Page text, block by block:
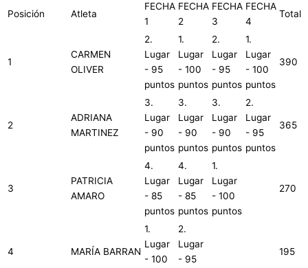
Posición Atleta
FECHA
1
FECHA
2
FECHA
3
FECHA
4
Total
1
CARMEN
OLIVER
2.
Lugar
- 95
puntos
1.
Lugar
- 100
puntos
2.
Lugar
- 95
puntos
1.
Lugar
- 100
puntos
390
2
ADRIANA
MARTINEZ
3.
Lugar
- 90
puntos
3.
Lugar
- 90
puntos
3.
Lugar
- 90
puntos
2.
Lugar
- 95
puntos
365
3
PATRICIA
AMARO
4.
Lugar
- 85
puntos
4.
Lugar
- 85
puntos
1.
Lugar
- 100
puntos
270
4 MARÍA BARRAN
1.
Lugar
- 100
2.
Lugar
- 95
195